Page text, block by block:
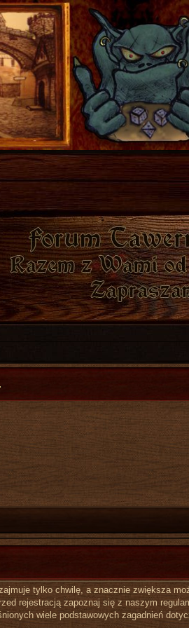
tylko chwilę, a znacznie zwiększa
rejestracją zapoznaj się z naszym
wiele podstawowych zagadnień